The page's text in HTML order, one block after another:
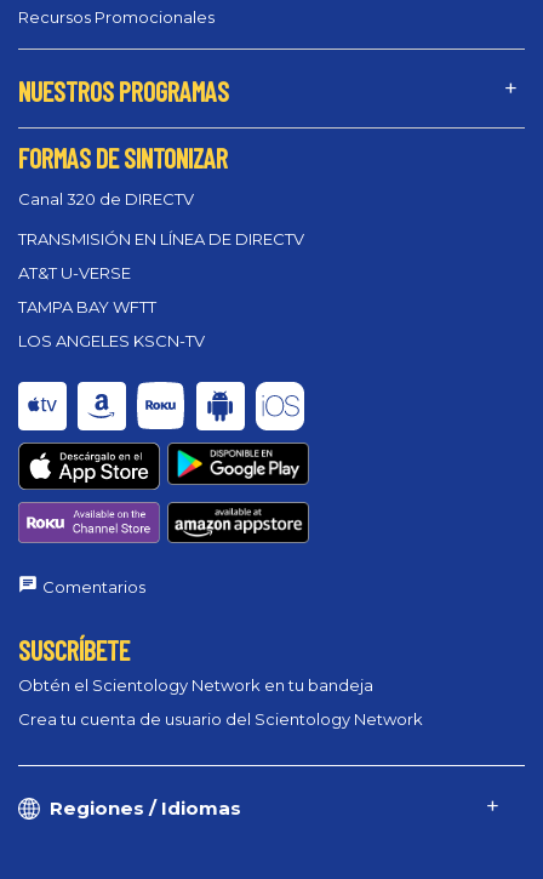
Recursos Promocionales
NUESTROS PROGRAMAS
FORMAS DE SINTONIZAR
Canal 320 de DIRECTV
TRANSMISIÓN EN LÍNEA DE DIRECTV
AT&T U-VERSE
TAMPA BAY WFTT
LOS ANGELES KSCN-TV
Comentarios
SUSCRÍBETE
Obtén el Scientology Network en tu bandeja
Crea tu cuenta de usuario del Scientology Network
Regiones / Idiomas